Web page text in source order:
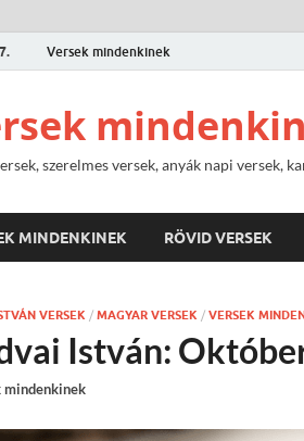
Versek mindenkinek
szerelmes versek, anyák napi versek,
MINDENKINEK RÖVID VERSEK
VERSEK / MAGYAR VERSEK / VERSEK
István:
mindenkinek